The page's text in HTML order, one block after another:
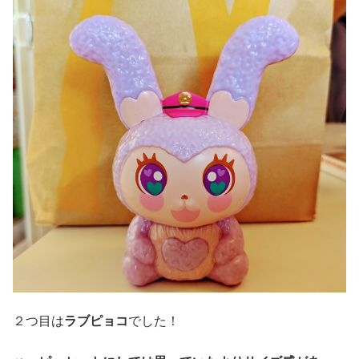
２つ目はラブピョコでした！